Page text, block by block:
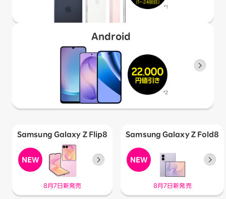
Android
Samsung Galaxy Z Flip8
8月7日新発売
Samsung Galaxy Z Fold8
8月7日新発売